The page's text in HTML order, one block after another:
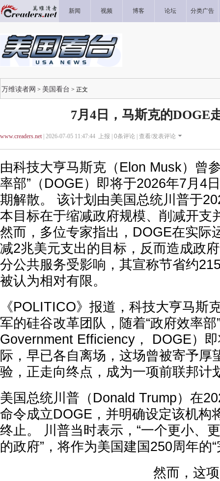
新闻 视频 博客 论坛 分类广告
万维读者网 > 美国看台 > 正文
7月4日，马斯克的DOGE
www.creaders.net| 2026-07-05 11:47:44 上报 | 0条评论 | 查看/发表评论
由科技大亨马斯克（Elon Musk）曾
率部”（DOGE）即将于2026年7月4
期解散。 该计划由美国总统川普于
本目标在于缩减政府规模、削减开支
然而，多位专家指出，DOGE在实际
减2兆美元支出的目标，反而造成政
分公共服务受影响，其宣称节省约
被认为相对有限。
《POLITICO》报道，科技大亨马斯
军的硅谷改革团队，随着“政府效率
Government Efficiency， DOGE）
际，早已各自离场，这场曾被寄予厚
验，正走向终点，成为一项前联邦计
美国总统川普（Donald Trump）在
命令成立DOGE，并明确设定该机构
终止。 川普当时表示，“一个更小、
的政府”，将作为美国建国250周年的
然而，这